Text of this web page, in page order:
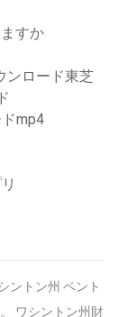
すか
ンロード東芝
mp4
ントン州 ベント
ワシントン州財